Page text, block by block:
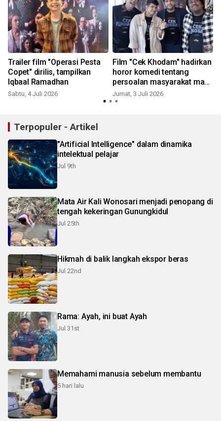
Trailer film "Operasi Pesta
Copet" dirilis, tampilkan
Iqbaal Ramadhan
Sabtu, 4 Juli 2026
Film "Cek Khodam" hadirkan
horor komedi tentang
persoalan masyarakat masa
kini
Jumat, 3 Juli 2026
Terpopuler - Artikel
"Artificial Intelligence" dalam dinamika
intelektual pelajar
Jul 9th
Mata Air Kali Wonosari menjadi penopang di
tengah kekeringan Gunungkidul
Jul 25th
Hikmah di balik langkah ekspor beras
Jul 22nd
Rama: Ayah, ini buat Ayah
Jul 31st
Memahami manusia sebelum membantu
5 hari lalu